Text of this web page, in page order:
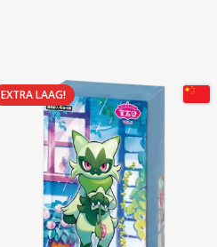
EXTRA LAAG!